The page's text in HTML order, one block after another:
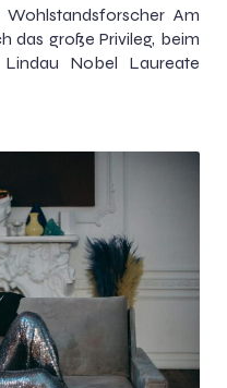
Am
das große Privileg, beim
Nobel Laureate